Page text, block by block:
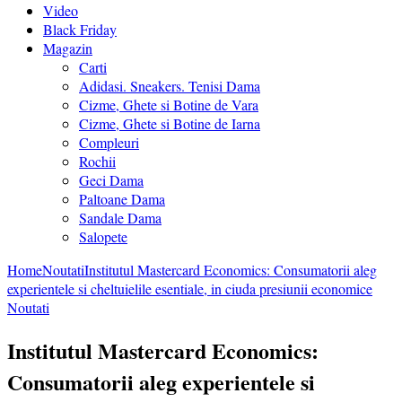
Video
Black Friday
Magazin
Carti
Adidasi. Sneakers. Tenisi Dama
Cizme, Ghete si Botine de Vara
Cizme, Ghete si Botine de Iarna
Compleuri
Rochii
Geci Dama
Paltoane Dama
Sandale Dama
Salopete
HomeNoutatiInstitutul Mastercard Economics: Consumatorii aleg
experientele si cheltuielile esentiale, in ciuda presiunii economice
Noutati
Institutul Mastercard Economics:
Consumatorii aleg experientele si